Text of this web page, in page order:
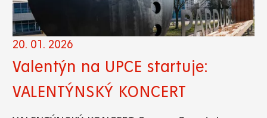
20. 01. 2026
Valentýn na UPCE startuje:
VALENTÝNSKÝ KONCERT